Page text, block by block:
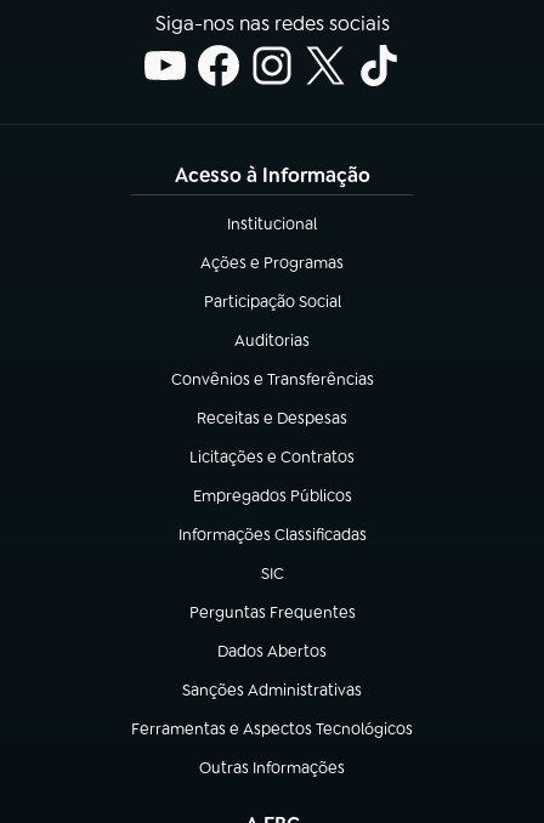
Siga-nos nas redes sociais
Acesso à Informação
Institucional
(abre em nova aba)
Ações e Programas
(abre em nova aba)
Participação Social
(abre em nova aba)
Auditorias
(abre em nova aba)
Convênios e Transferências
(abre em nova aba)
Receitas e Despesas
(abre em nova aba)
Licitações e Contratos
(abre em nova aba)
Empregados Públicos
(abre em nova aba)
Informações Classificadas
(abre em nova aba)
SIC
(abre em nova aba)
Perguntas Frequentes
(abre em nova aba)
Dados Abertos
(abre em nova aba)
Sanções Administrativas
(abre em nova aba)
Ferramentas e Aspectos Tecnológicos
(abre em nova aba)
Outras Informações
(abre em nova aba)